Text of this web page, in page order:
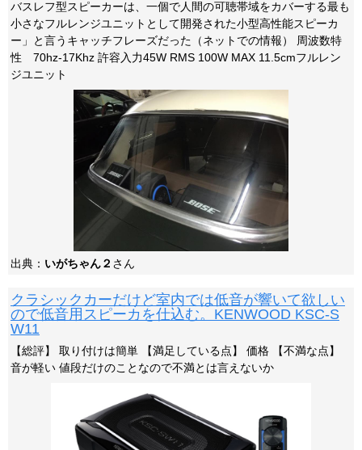
バスレフ型スピーカーは、一個で人間の可聴帯域をカバーする最も
小さなフルレンジユニットとして開発された小型高性能スピーカ
ー」と言うキャッチフレーズだった（ネットでの情報） 周波数特
性 70hz-17Khz 許容入力45W RMS 100W MAX 11.5cmフルレン
ジユニット
出典： いがちゃん２ さん
クラシックカーだけど室内では低音が響いて欲しい
ので低音用スピーカを仕込む。KENWOOD KSC-S
W11
【総評】 取り付けは簡単 【満足している点】 価格 【不満な点】
音が軽い 値段だけのことなので不満とは言えないか